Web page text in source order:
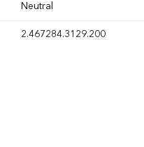
Neutral
2.467284.3129.200